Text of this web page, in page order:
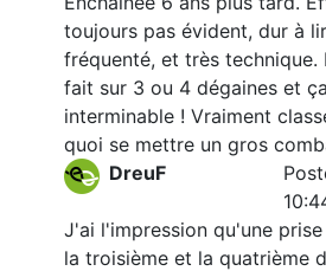
toujours pas évident, dur à
fréquenté, et très
fait sur 3 ou 4 dégaines et
interminable ! Vraiment
quoi se mettre un gros
DreuF
J'ai l'impression qu'une
la troisième et la quatrième